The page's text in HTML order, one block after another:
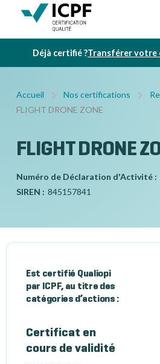
Déjà certifié ?Transférer votre
Accueil Nos certifications
FLIGHT DRONE ZONE
FLIGHT DRONE
Numéro de Déclaration d'Activité :
SIREN : 845157841
Est certifié Qualiopi
par ICPF, au titre des
catégories d’actions :
Certificat en
cours de validité